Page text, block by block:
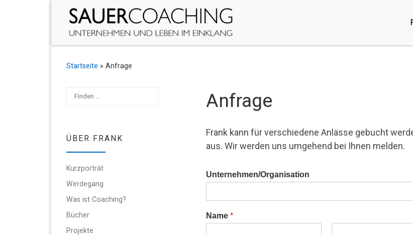
Zum Inhalt springen
Startseite » Anfrage
Anfrage
Frank kann für verschiedene Anlässe gebucht
aus. Wir werden uns umgehend bei Ihnen melden.
Unternehmen/Organisation
Name *
ÜBER FRANK
Kurzporträt
Werdegang
Was ist Coaching?
Bücher
Projekte